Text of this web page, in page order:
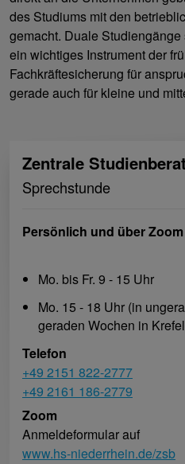
des Studiums mit den
gemacht. Duale
ein wichtiges Instrument der
Fachkräftesicherung für
gerade auch für kleine und
Zentrale
Sprechstunde
Persönlich und über
Mo. bis Fr. 9 - 15 Uhr
Mo. 15 - 18 Uhr (in
geraden Wochen in
Telefon
+49 2151 822-2777
+49 2161 186-2779
Zoom
Anmeldeformular auf
www.hs-niederrhein.de/zsb